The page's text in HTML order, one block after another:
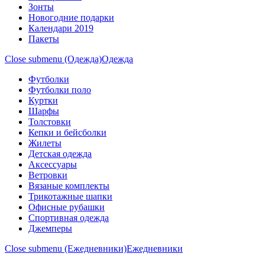
Зонты
Новогодние подарки
Календари 2019
Пакеты
Close submenu (Одежда)Одежда
Футболки
Футболки поло
Куртки
Шарфы
Толстовки
Кепки и бейсболки
Жилеты
Детская одежда
Аксессуары
Ветровки
Вязаные комплекты
Трикотажные шапки
Офисные рубашки
Спортивная одежда
Джемперы
Close submenu (Ежедневники)Ежедневники